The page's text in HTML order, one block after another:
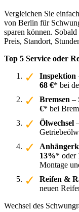
Vergleichen Sie
von Berlin für
sparen können.
Preis, Standort,
Top 5 Service oder
Inspektion
68 €* bei
Bremsen –
€* bei
Ölwechsel
13%* oder
Montage
Reifen &
neuen
Wechsel des